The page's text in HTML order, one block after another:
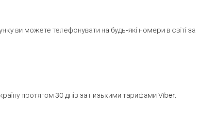
ви можете телефонувати на будь-які номери в світі за
протягом 30 днів за низькими тарифами Viber.